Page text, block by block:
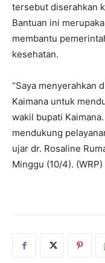
tersebut diserahkan
Bantuan ini
membantu
kesehatan.
“Saya menyerahkan
Kaimana untuk
wakil bupati
mendukung
ujar dr. Rosaline
Minggu (10/4). (WRP)